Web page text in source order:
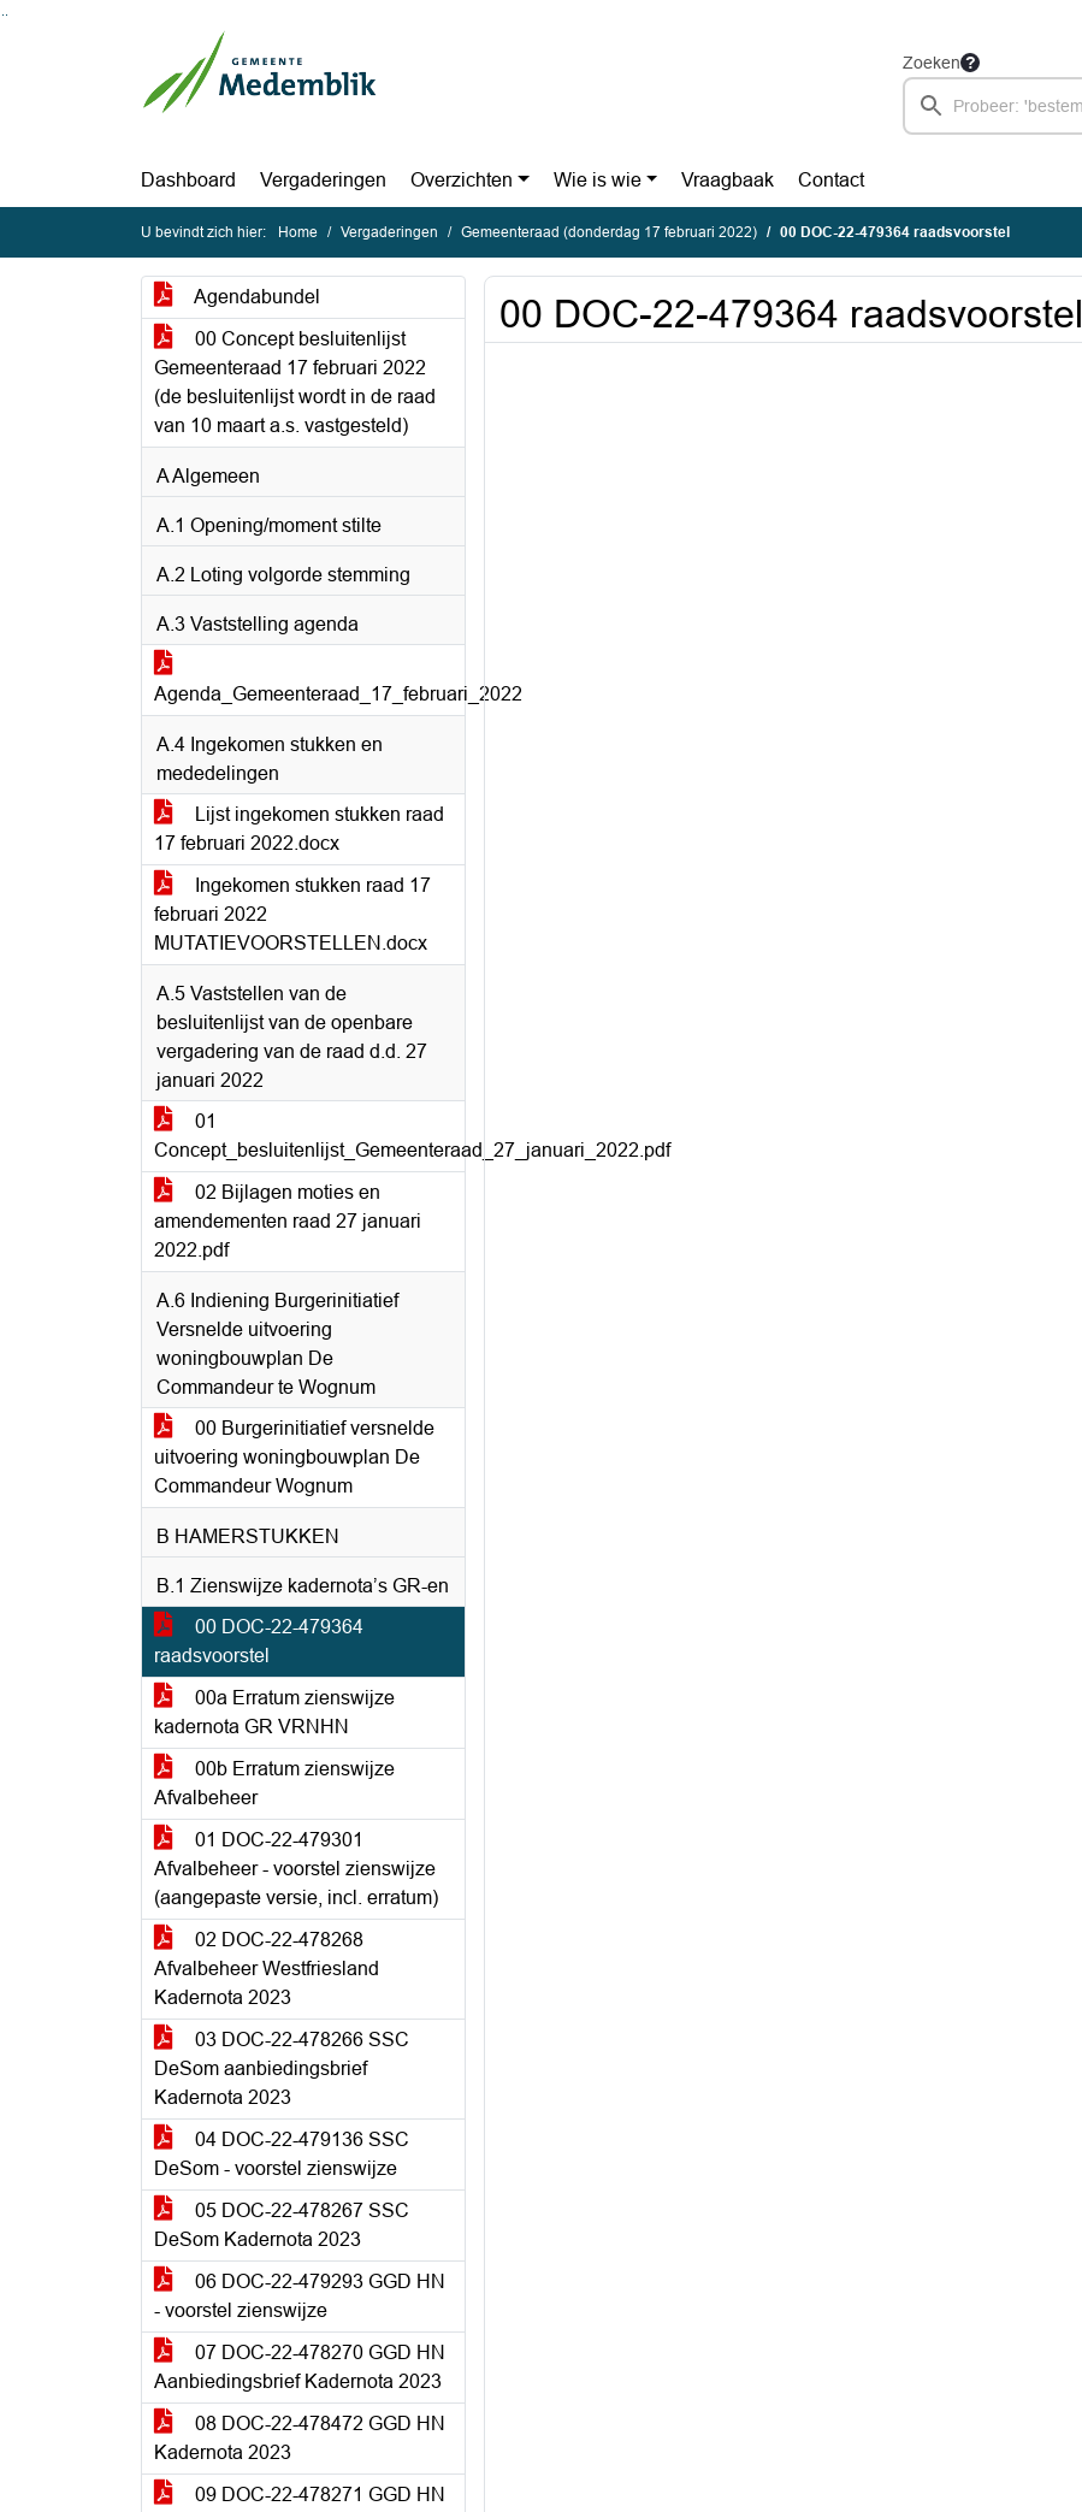
Ga naar de inhoud van deze pagina
Zoeken
Dashboard Vergaderingen Overzichten Wie is wie Vraagbaak Contact
U bevindt zich hier: Home Vergaderingen Gemeenteraad (donderdag 17 februari 2022) 00 DOC-22-479364 raadsvoorstel
Agendabundel
00 Concept besluitenlijst
Gemeenteraad 17 februari 2022
(de besluitenlijst wordt in de raad
van 10 maart a.s. vastgesteld)
A Algemeen
A.1 Opening/moment stilte
A.2 Loting volgorde stemming
A.3 Vaststelling agenda
Agenda_Gemeenteraad_17_februari_2022
A.4 Ingekomen stukken en
mededelingen
Lijst ingekomen stukken raad
17 februari 2022.docx
Ingekomen stukken raad 17
februari 2022
MUTATIEVOORSTELLEN.docx
A.5 Vaststellen van de
besluitenlijst van de openbare
vergadering van de raad d.d. 27
januari 2022
01
Concept_besluitenlijst_Gemeenteraad_27_januari_2022.pdf
02 Bijlagen moties en
amendementen raad 27 januari
2022.pdf
A.6 Indiening Burgerinitiatief
Versnelde uitvoering
woningbouwplan De
Commandeur te Wognum
00 Burgerinitiatief versnelde
uitvoering woningbouwplan De
Commandeur Wognum
B HAMERSTUKKEN
B.1 Zienswijze kadernota’s GR-en
00 DOC-22-479364
raadsvoorstel
00a Erratum zienswijze
kadernota GR VRNHN
00b Erratum zienswijze
Afvalbeheer
01 DOC-22-479301
Afvalbeheer - voorstel zienswijze
(aangepaste versie, incl. erratum)
02 DOC-22-478268
Afvalbeheer Westfriesland
Kadernota 2023
03 DOC-22-478266 SSC
DeSom aanbiedingsbrief
Kadernota 2023
04 DOC-22-479136 SSC
DeSom - voorstel zienswijze
05 DOC-22-478267 SSC
DeSom Kadernota 2023
06 DOC-22-479293 GGD HN
- voorstel zienswijze
07 DOC-22-478270 GGD HN
Aanbiedingsbrief Kadernota 2023
08 DOC-22-478472 GGD HN
Kadernota 2023
09 DOC-22-478271 GGD HN
00 DOC-22-479364 raadsvoorstel